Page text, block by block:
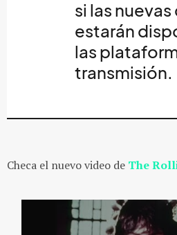
si las
estarán
las
transmisión.
Checa el nuevo video de The